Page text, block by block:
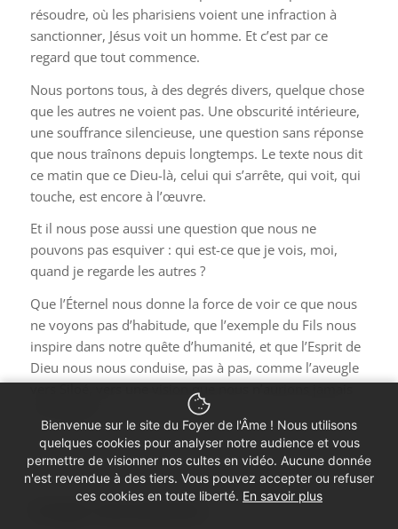
résoudre, où les pharisiens voient une infraction à
sanctionner, Jésus voit un homme. Et c’est par ce
regard que tout commence.
Nous portons tous, à des degrés divers, quelque chose
que les autres ne voient pas. Une obscurité intérieure,
une souffrance silencieuse, une question sans réponse
que nous traînons depuis longtemps. Le texte nous dit
ce matin que ce Dieu-là, celui qui s’arrête, qui voit, qui
touche, est encore à l’œuvre.
Et il nous pose aussi une question que nous ne
pouvons pas esquiver : qui est-ce que je vois, moi,
quand je regarde les autres ?
Que l’Éternel nous donne la force de voir ce que nous
ne voyons pas d’habitude, que l’exemple du Fils nous
inspire dans notre quête d’humanité, et que l’Esprit de
Dieu nous nous conduise, pas à pas, comme l’aveugle
vers Siloé, vers une vision que nous n’aurions jamais
Bienvenue sur le site du Foyer de l'Âme ! Nous utilisons
quelques cookies pour analyser notre audience et vous
permettre de visionner nos cultes en vidéo. Aucune donnée
n'est revendue à des tiers. Vous pouvez accepter ou refuser
ces cookies en toute liberté. En savoir plus